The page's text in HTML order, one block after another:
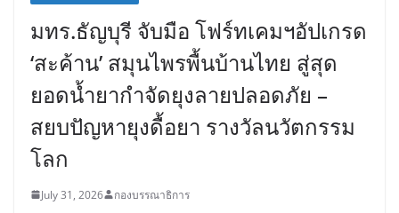
มทร.ธัญบุรี จับมือ โฟร์ทเคมฯอัปเกรด
‘สะค้าน’ สมุนไพรพื้นบ้านไทย สู่สุด
ยอดน้ำยากำจัดยุงลายปลอดภัย –
สยบปัญหายุงดื้อยา รางวัลนวัตกรรม
โลก
July 31, 2026 กองบรรณาธิการ